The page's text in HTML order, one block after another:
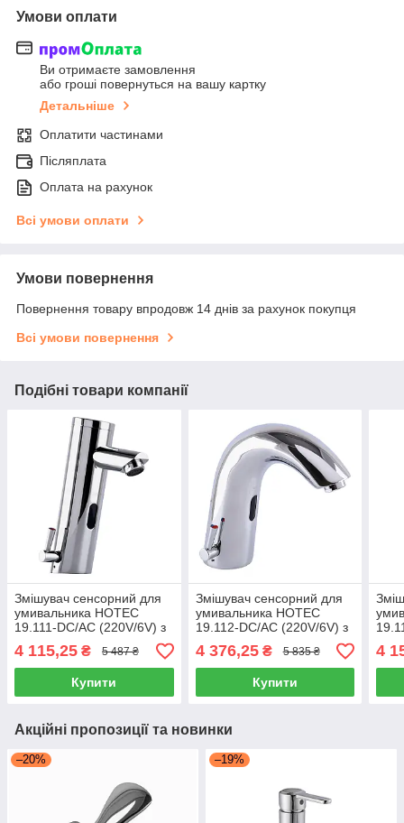
Умови оплати
Ви отримаєте замовлення
або гроші повернуться на вашу картку
Детальніше
Оплатити частинами
Післяплата
Оплата на рахунок
Всі умови оплати
Умови повернення
Повернення товару впродовж 14 днів за рахунок покупця
Всі умови повернення
Подібні товари компанії
Змішувач сенсорний для
умивальника HOTEC
19.111-DC/AC (220V/6V) з
трансформатором,латунний
Hot/Cold
4 115,25 ₴ 5 487 ₴
Купити
Змішувач сенсорний для
умивальника HOTEC
19.112-DC/AC (220V/6V) з
трансформатором,латунний
Hot/Cold
4 376,25₴ 5 835 ₴
Купити
Hot/
4
Акційні пропозиції та новинки
–20% –19%